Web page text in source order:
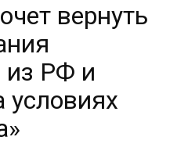
вернуть
из РФ и
условиях